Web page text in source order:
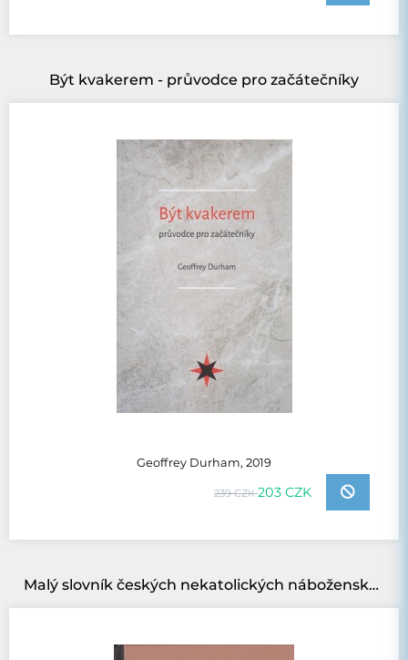
Být kvakerem - průvodce pro začátečníky
Geoffrey Durham, 2019
239 CZK203 CZK
Malý slovník českých nekatolických náboženských osobností 20. a 21. století